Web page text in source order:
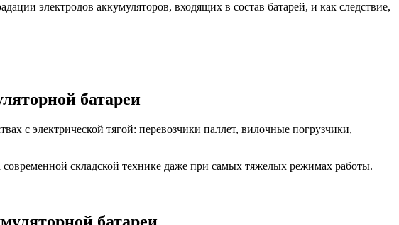
электродов аккумуляторов, входящих в состав батарей, и как следствие,
батареи
с электрической тягой: перевозчики паллет, вилочные погрузчики,
складской технике даже при самых тяжелых режимах работы.